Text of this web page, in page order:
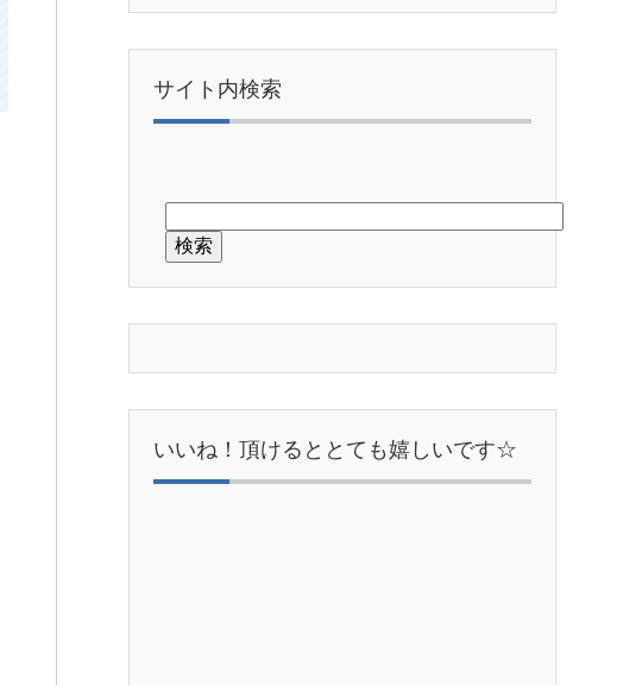
サイト内検索
いいね！頂けるととても嬉しいです☆